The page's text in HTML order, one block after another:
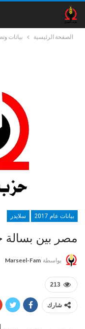
الصفحة الرئيسية بيانات
بيانات عام 2017 سلايدر
مصر بين
بواسطة Marseel-Fam
213
شارك